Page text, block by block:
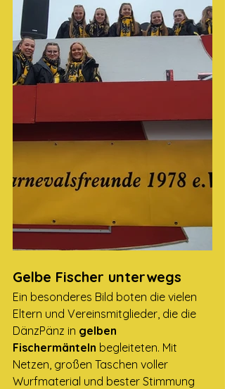
Gelbe Fischer unterwegs
Ein besonderes Bild boten die vielen
Eltern und Vereinsmitglieder, die die
DänzPänz in gelben
Fischermänteln begleiteten. Mit
Netzen, großen Taschen voller
Wurfmaterial und bester Stimmung